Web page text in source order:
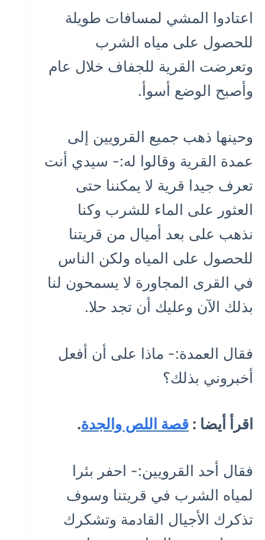
اعتادوا المشي لمسافات طويلة
للحصول على مياه الشرب
وتعرضت القرية للجفاف خلال عام
وأصبح الوضع أسوأ.
وحينها ذهب جميع القرويين إلى
عمدة القرية وقالوا له:- سيدي أنت
تعرف جيدا قرية لا يمكننا حتى
العثور على الماء للشرب وكنا
نذهب على بعد أميال من قريتنا
للحصول على المياه ولكن الناس
في القرى المجاورة لا يسمحون لنا
بذلك الآن وعليك أن تجد حلا.
فقال العمدة:- ماذا على أن أفعل
أخبروني بذلك؟
اقرأ أيضا : قصة اللص والجدة.
فقال أحد القرويين:- احفر بئرا
لمياه الشرب في قريتنا وسوف
تذكرك الأجيال القادمة وتشكرك